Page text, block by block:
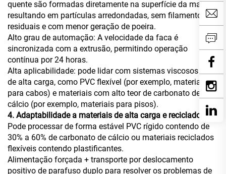
quente são formadas diretamente na superfície da matriz,
resultando em partículas arredondadas, sem filamentos
residuais e com menor geração de poeira.
Alto grau de automação: A velocidade da faca é
sincronizada com a extrusão, permitindo operação
contínua por 24 horas.
Alta aplicabilidade: pode lidar com sistemas viscosos ou
de alta carga, como PVC flexível (por exemplo, materiais
para cabos) e materiais com alto teor de carbonato de
cálcio (por exemplo, materiais para pisos).
4. Adaptabilidade a materiais de alta carga e reciclados
Pode processar de forma estável PVC rígido contendo de
30% a 60% de carbonato de cálcio ou materiais reciclados
flexíveis contendo plastificantes.
Alimentação forçada + transporte por deslocamento
positivo de parafuso duplo para resolver os problemas de